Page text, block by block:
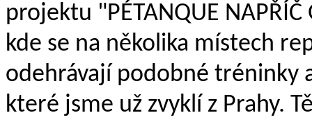
projektu "PÉTANQUE NAPŘÍČ
kde se na několika místech
odehrávají podobné tréninky
které jsme už zvyklí z Prahy.